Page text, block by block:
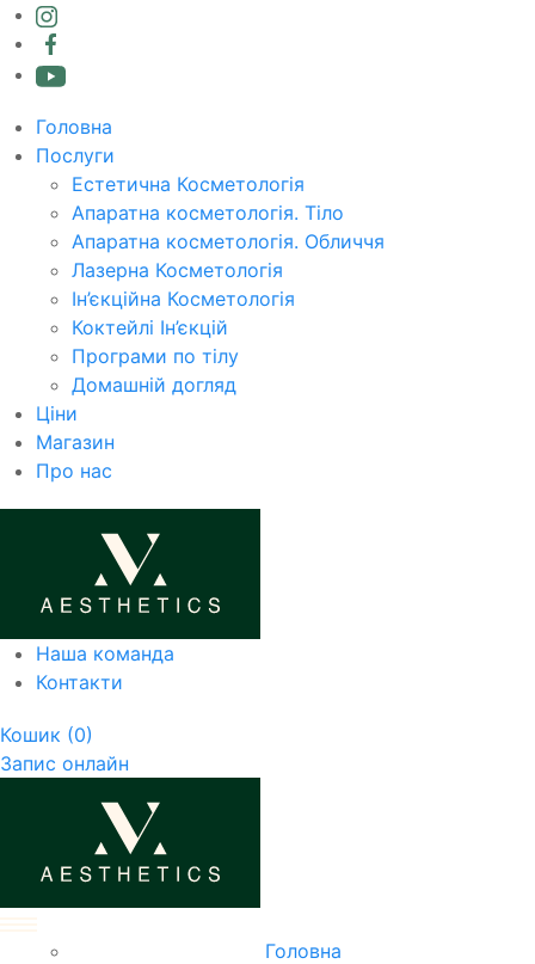
Головна
Послуги
Естетична Косметологія
Апаратна косметологія. Тіло
Апаратна косметологія. Обличчя
Лазерна Косметологія
Ін’єкційна Косметологія
Коктейлі Ін’єкцій
Програми по тілу
Домашній догляд
Ціни
Магазин
Про нас
Наша команда
Контакти
Кошик (0)
Запис онлайн
Головна